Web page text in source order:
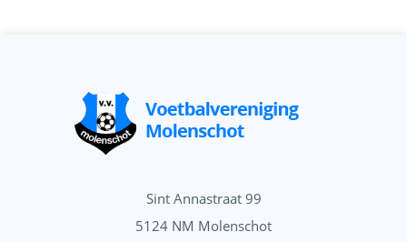
Sint Annastraat 99
5124 NM Molenschot